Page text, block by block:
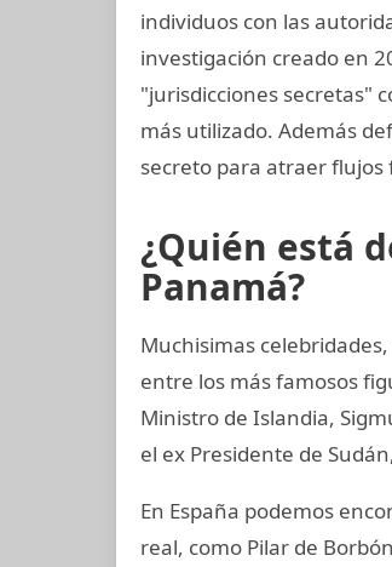
individuos con las
investigación creado en
"jurisdicciones secretas"
más utilizado. Además
secreto para atraer flujos
¿Quién está
Panamá?
Muchisimas
entre los más famosos
Ministro de Islandia,
el ex Presidente de
En España podemos
real, como Pilar de